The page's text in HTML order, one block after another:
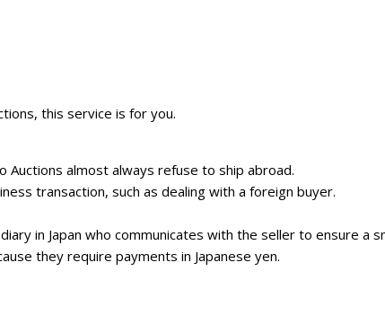
this service is for you.
Auctions almost always refuse to ship abroad.
transaction, such as dealing with a foreign buyer.
in Japan who communicates with the seller to ensure a
they require payments in Japanese yen.